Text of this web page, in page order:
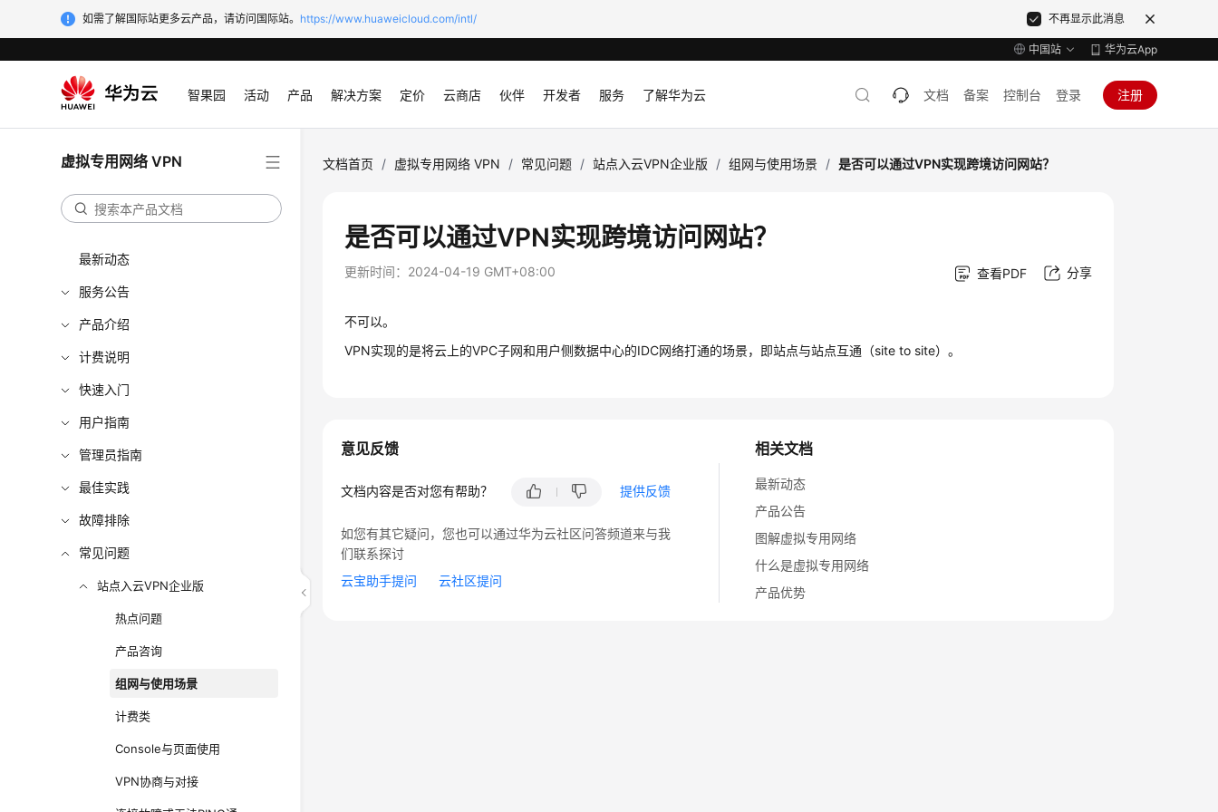
如需了解国际站更多云产品，请访问国际站。 https://www.huaweicloud.com/intl/ 不再显示此消息
中国站 华为云App
智果园 活动 产品 解决方案 定价 云商店 伙伴 开发者 服务 了解华为云 文档 备案 控制台 登录 注册
虚拟专用网络 VPN
最新动态
服务公告
产品介绍
计费说明
快速入门
用户指南
管理员指南
最佳实践
故障排除
常见问题
站点入云VPN企业版
热点问题
产品咨询
组网与使用场景
计费类
Console与页面使用
VPN协商与对接
文档首页 / 虚拟专用网络 VPN / 常见问题 / 站点入云VPN企业版 / 组网与使用场景 / 是否可以通过VPN实现跨境访问网站？
是否可以通过VPN实现跨境访问网站？
更新时间： 2024-04-19 GMT+08:00 查看PDF 分享
不可以。
VPN实现的是将云上的VPC子网和用户侧数据中心的IDC网络打通的场景，即站点与站点互通（site to site）。
相关文档
最新动态
产品公告
图解虚拟专用网络
什么是虚拟专用网络
产品优势
意见反馈
文档内容是否对您有帮助？ 提供反馈
如您有其它疑问，您也可以通过华为云社区问答频道来与我
们联系探讨
云宝助手提问
云社区提问